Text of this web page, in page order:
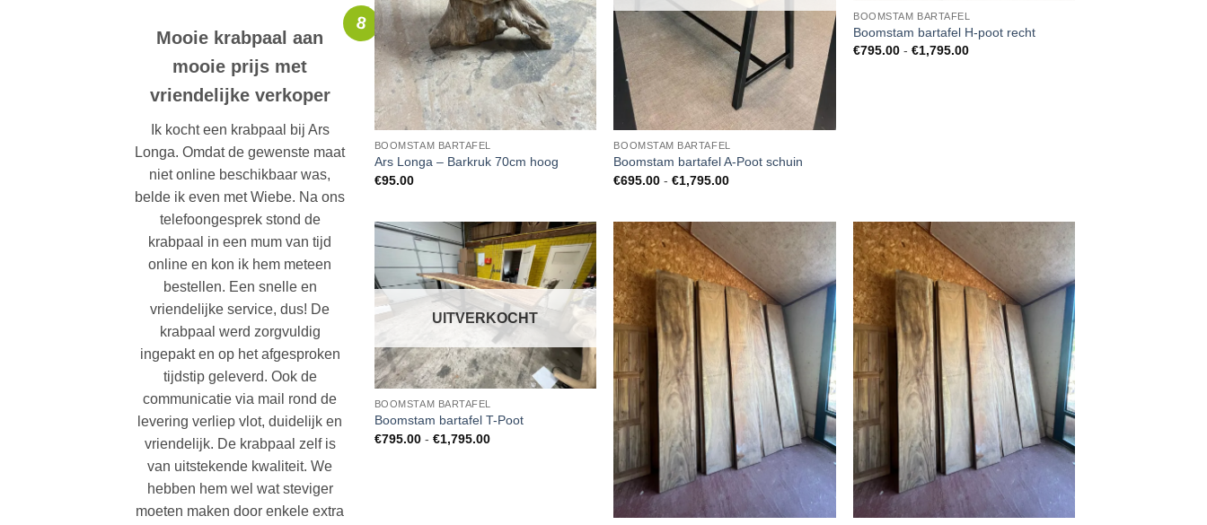
8
Mooie krabpaal aan
mooie prijs met
vriendelijke verkoper
Ik kocht een krabpaal bij Ars
Longa. Omdat de gewenste maat
niet online beschikbaar was,
belde ik even met Wiebe. Na ons
telefoongesprek stond de
krabpaal in een mum van tijd
online en kon ik hem meteen
bestellen. Een snelle en
vriendelijke service, dus! De
krabpaal werd zorgvuldig
ingepakt en op het afgesproken
tijdstip geleverd. Ook de
communicatie via mail rond de
levering verliep vlot, duidelijk en
vriendelijk. De krabpaal zelf is
van uitstekende kwaliteit. We
hebben hem wel wat steviger
moeten maken door enkele extra
BOOMSTAM BARTAFEL
Ars Longa – Barkruk 70cm hoog
€95.00
BOOMSTAM BARTAFEL
Boomstam bartafel A-Poot schuin
€695.00 - €1,795.00Prijsklasse:
BOOMSTAM BARTAFEL
Boomstam bartafel H-poot recht
€795.00 - €1,795.00Prijsklasse:
UITVERKOCHT
BOOMSTAM BARTAFEL
Boomstam bartafel T-Poot
€795.00 - €1,795.00Prijsklasse: